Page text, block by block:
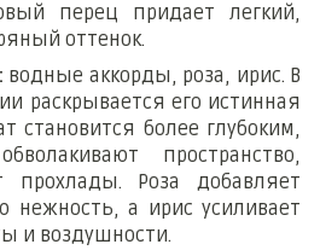
перец придает легкий,
оттенок.
водные аккорды, роза, ирис. В
раскрывается его истинная
становится более глубоким,
пространство,
прохлады. Роза добавляет
нежность, а ирис усиливает
и воздушности.